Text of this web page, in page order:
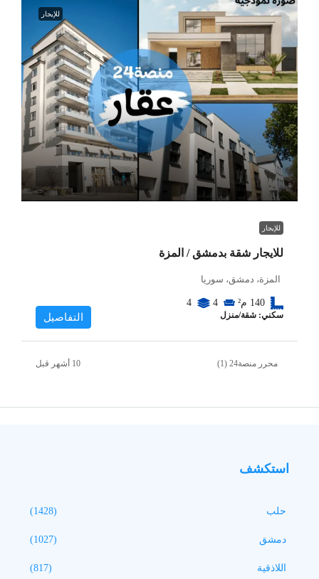
للإيجار
للإيجار
للايجار شقة بدمشق / المزة
المزة، دمشق، سوريا
140 م² 4
4
سكني: شقة/منزل التفاصيل
محرر منصة24 (1)
استكشف
حلب (1428)
دمشق (1027)
اللاذقية (817)